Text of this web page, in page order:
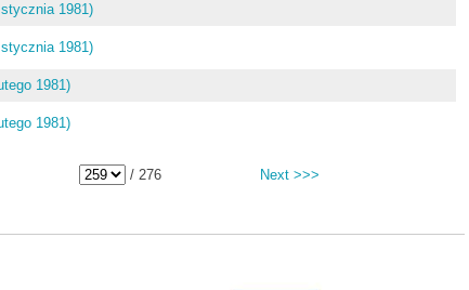
1981)
1981)
1981)
1981)
/ 276 Next >>>